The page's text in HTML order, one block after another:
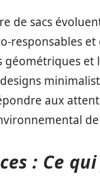
de sacs
responsables
géométriques
aux
: Ce